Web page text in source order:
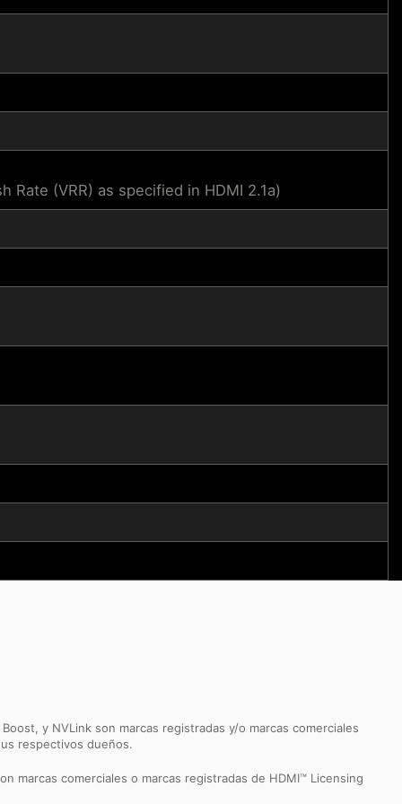
Rate (VRR) as specified in HDMI 2.1a)
y NVLink son marcas registradas y/o marcas comerciales
respectivos dueños.
marcas comerciales o marcas registradas de HDMI™ Licensing